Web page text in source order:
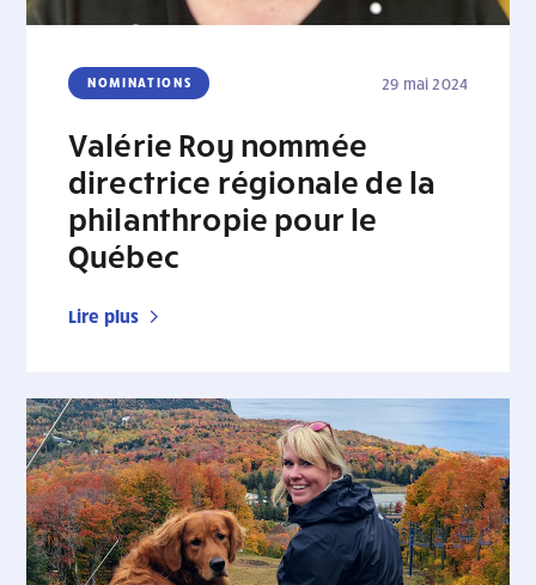
NOMINATIONS 29 mai 2024
Valérie Roy nommée
directrice régionale de la
philanthropie pour le
Québec
Lire plus